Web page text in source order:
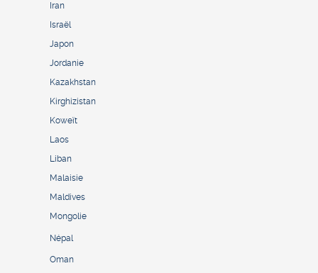
Iran
Israël
Japon
Jordanie
Kazakhstan
Kirghizistan
Koweït
Laos
Liban
Malaisie
Maldives
Mongolie
Népal
Oman